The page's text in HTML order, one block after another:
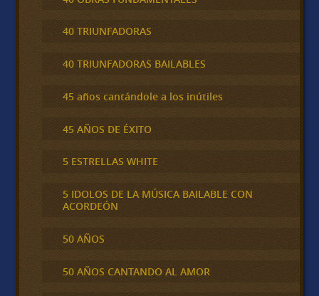
40 TRIUNFADORAS
40 TRIUNFADORAS BAILABLES
45 años cantándole a los inútiles
45 AÑOS DE ÉXITO
5 ESTRELLAS WHITE
5 IDOLOS DE LA MÚSICA BAILABLE CON
ACORDEÓN
50 AÑOS
50 AÑOS CANTANDO AL AMOR